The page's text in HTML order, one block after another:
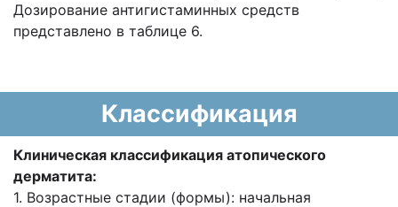
Дозирование антигистаминных средств
представлено в таблице 6.
Классификация
Клиническая классификация атопического
дерматита:
1. Возрастные стадии (формы): начальная